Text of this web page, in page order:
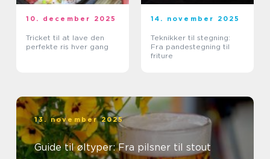
10. december 2025
Tricket til at lave den
perfekte ris hver gang
14. november 2025
Teknikker til stegning:
Fra pandestegning til
friture
13. november 2025
Guide til øltyper: Fra pilsner til stout